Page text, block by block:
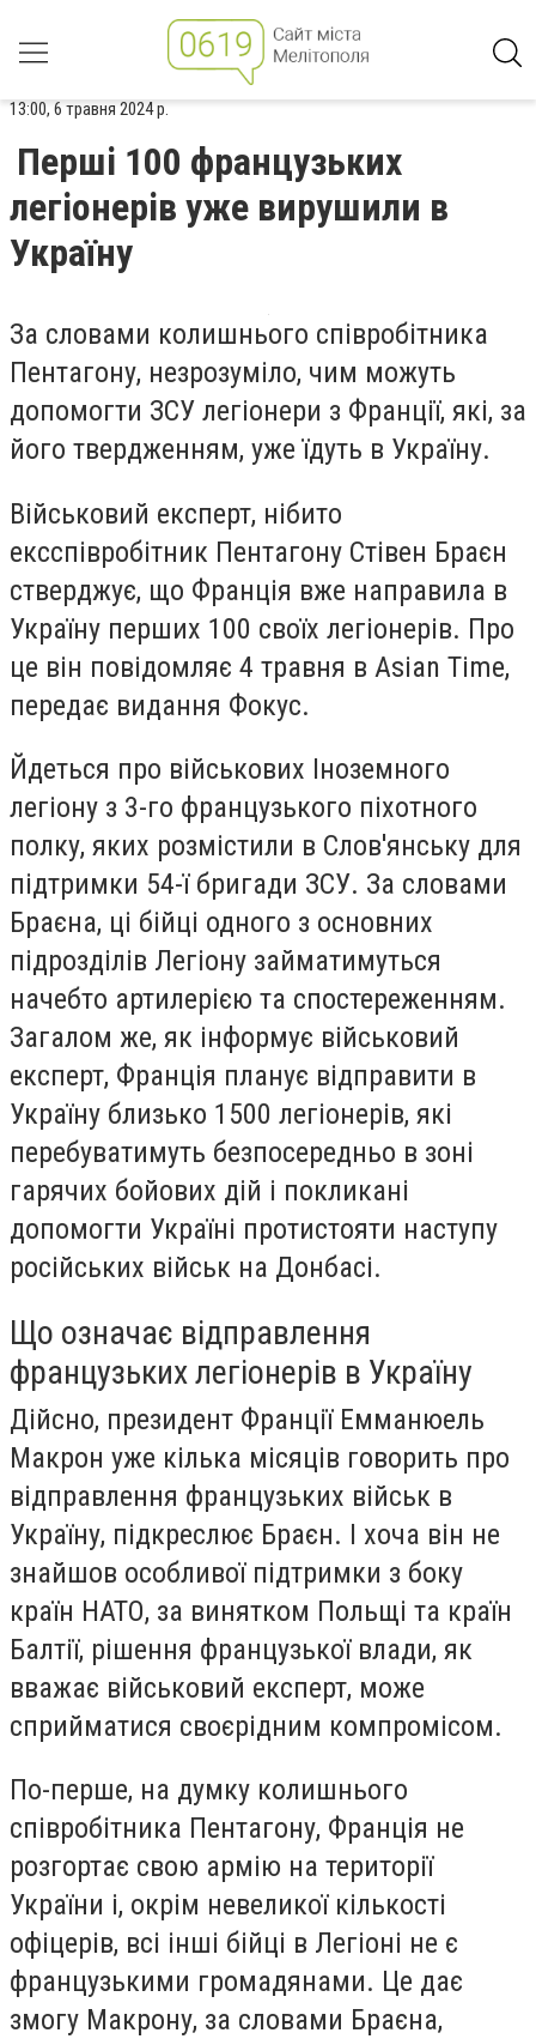
13:00, 6 травня 2024 р.
Перші 100 французьких
легіонерів уже вирушили в
Україну
За словами колишнього співробітника
Пентагону, незрозуміло, чим можуть
допомогти ЗСУ легіонери з Франції, які, за
його твердженням, уже їдуть в Україну.
Військовий експерт, нібито
ексспівробітник Пентагону Стівен Браєн
стверджує, що Франція вже направила в
Україну перших 100 своїх легіонерів. Про
це він повідомляє 4 травня в Asian Time,
передає видання Фокус.
Йдеться про військових Іноземного
легіону з 3-го французького піхотного
полку, яких розмістили в Слов'янську для
підтримки 54-ї бригади ЗСУ. За словами
Браєна, ці бійці одного з основних
підрозділів Легіону займатимуться
начебто артилерією та спостереженням.
Загалом же, як інформує військовий
експерт, Франція планує відправити в
Україну близько 1500 легіонерів, які
перебуватимуть безпосередньо в зоні
гарячих бойових дій і покликані
допомогти Україні протистояти наступу
російських військ на Донбасі.
Що означає відправлення
французьких легіонерів в Україну
Дійсно, президент Франції Емманюель
Макрон уже кілька місяців говорить про
відправлення французьких військ в
Україну, підкреслює Браєн. І хоча він не
знайшов особливої підтримки з боку
країн НАТО, за винятком Польщі та країн
Балтії, рішення французької влади, як
вважає військовий експерт, може
сприйматися своєрідним компромісом.
По-перше, на думку колишнього
співробітника Пентагону, Франція не
розгортає свою армію на території
України і, окрім невеликої кількості
офіцерів, всі інші бійці в Легіоні не є
французькими громадянами. Це дає
змогу Макрону, за словами Браєна,